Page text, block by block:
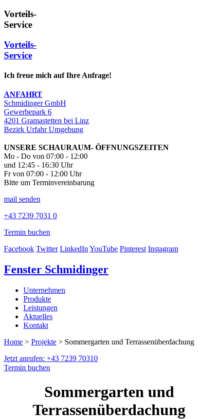
Vorteils-
Service
Vorteils-
Service
Ich freue mich auf Ihre Anfrage!
ANFAHRT
Schmidinger GmbH
Gewerbepark 6
4201 Gramastetten bei Linz
Bezirk Urfahr Umgebung
UNSERE SCHAURAUM- ÖFFNUNGSZEITEN
Mo - Do von 07:00 - 12:00
und 12:45 - 16:30 Uhr
Fr von 07:00 - 12:00 Uhr
Bitte um Terminvereinbarung
mail senden
+43 7239 7031 0
Termin buchen
Facebook Twitter LinkedInYouTube Pinterest Instagram
Fenster Schmidinger
Unternehmen
Produkte
Leistungen
Aktuelles
Kontakt
Home > Projekte > Sommergarten und Terrassenüberdachung
Jetzt anrufen: +43 7239 70310
Termin buchen
Sommergarten und
Terrassenüberdachung